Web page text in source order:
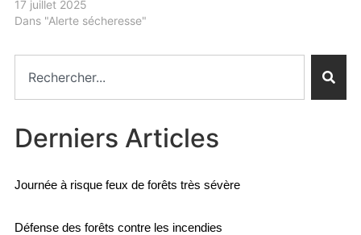
17 juillet 2025
Dans "Alerte sécheresse"
Derniers Articles
Journée à risque feux de forêts très sévère
Défense des forêts contre les incendies